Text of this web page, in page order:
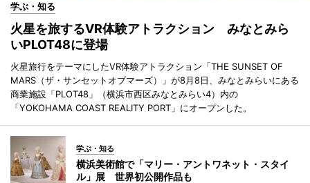
学ぶ・知る
火星を旅するVR体験アトラクション みなとみら
いPLOT48に登場
火星旅行をテーマにしたVR体験アトラクション「THE SUNSET OF
MARS（ザ・サンセットオブマーズ）」が8月8日、みなとみらいにある
商業施設「PLOT48」（横浜市西区みなとみらい4）内の
「YOKOHAMA COAST REALITY PORT」にオープンした。
学ぶ・知る
横浜美術館で「マリー・アントワネット・スタイ
ル」展 世界初公開作品も